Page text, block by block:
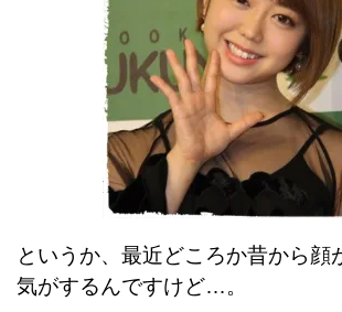
というか、最近どころか昔から顔
気がするんですけど…。